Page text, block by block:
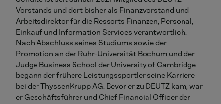
Vorstands und dort bisher als Finanzvorstand und
Arbeitsdirektor für die Ressorts Finanzen, Personal,
Einkauf und Information Services verantwortlich.
Nach Abschluss seines Studiums sowie der
Promotion an der Ruhr-Universität Bochum und der
Judge Business School der University of Cambridge
begann der frühere Leistungssportler seine Karriere
bei der ThyssenKrupp AG. Bevor er zu DEUTZ kam, war
er Geschäftsführer und Chief Financial Officer der